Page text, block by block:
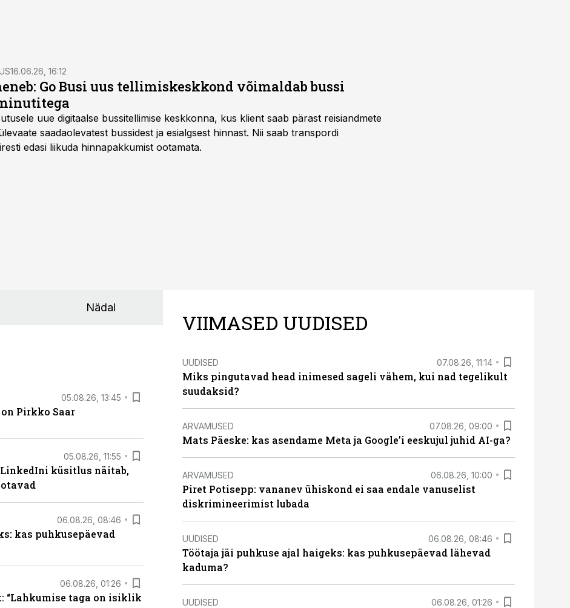
16.06.26, 16:12
Go Busi uus tellimiskeskkond võimaldab bussi
uue digitaalse bussitellimise keskkonna, kus klient saab pärast reisiandmete
saadaolevatest bussidest ja esialgsest hinnast. Nii saab transpordi
edasi liikuda hinnapakkumist ootamata.
Nädal
05.08.26, 13:45
Pirkko Saar
05.08.26, 11:55
küsitlus näitab,
06.08.26, 08:46
kas puhkusepäevad
06.08.26, 01:26
“Lahkumise taga on isiklik
VIIMASED UUDISED
UUDISED 07.08.26, 11:14
Miks pingutavad head inimesed sageli vähem, kui nad tegelikult
suudaksid?
ARVAMUSED 07.08.26, 09:00
Mats Päeske: kas asendame Meta ja Google’i eeskujul juhid AI-ga?
ARVAMUSED 06.08.26, 10:00
Piret Potisepp: vananev ühiskond ei saa endale vanuselist
diskrimineerimist lubada
UUDISED 06.08.26, 08:46
Töötaja jäi puhkuse ajal haigeks: kas puhkusepäevad lähevad
kaduma?
UUDISED 06.08.26, 01:26